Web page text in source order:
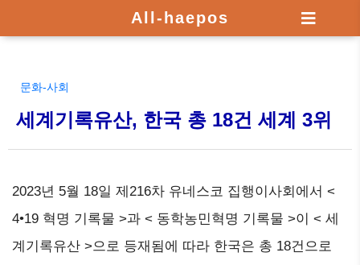
All-haepos
문화-사회
세계기록유산, 한국 총 18건 세계 3위
2023년 5월 18일 제216차 유네스코 집행이사회에서 <
4•19 혁명 기록물 >과 < 동학농민혁명 기록물 >이 < 세
계기록유산 >으로 등재됨에 따라 한국은 총 18건으로